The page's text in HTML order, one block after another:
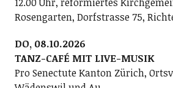
Rosengarten, Dorfstrasse 75,
DO, 08.10.2026
TANZ-CAFÉ MIT LIVE-MUSIK
Pro Senectute Kanton Zürich,